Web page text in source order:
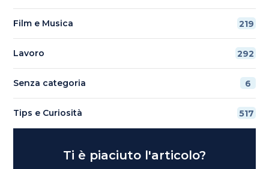
Film e Musica 219
Lavoro 292
Senza categoria 6
Tips e Curiosità 517
Ti è piaciuto l'articolo?